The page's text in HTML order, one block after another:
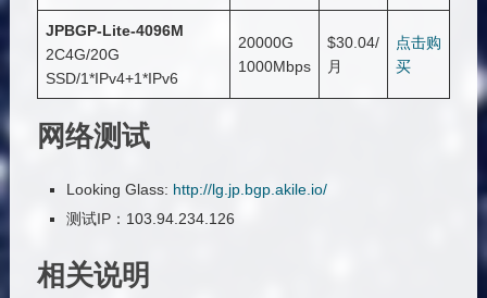
JPBGP-Lite-4096M
2C4G/20G
SSD/1*IPv4+1*IPv6
20000G
1000Mbps
$30.04/
月
点击购
买
网络测试
Looking Glass: http://lg.jp.bgp.akile.io/
测试IP：103.94.234.126
相关说明